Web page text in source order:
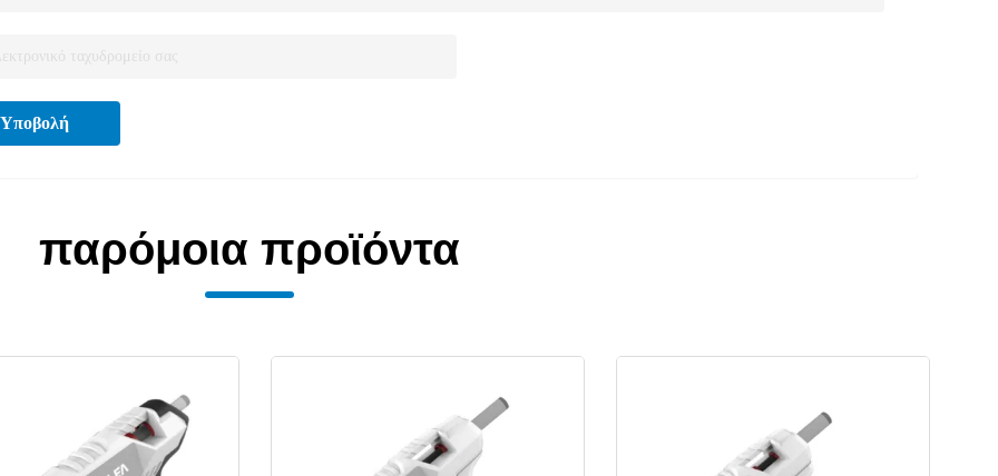
Υποβολή
παρόμοια προϊόντα